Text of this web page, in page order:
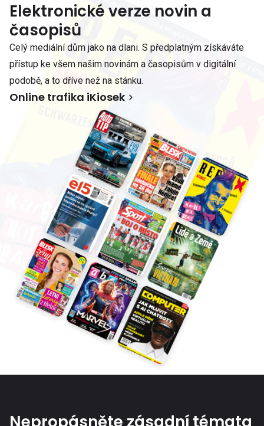
Elektronické verze novin a
časopisů
Celý mediální dům jako na dlani. S předplatným získáváte
přístup ke všem našim novinám a časopisům v digitální
podobě, a to dříve než na stánku.
Online trafika iKiosek